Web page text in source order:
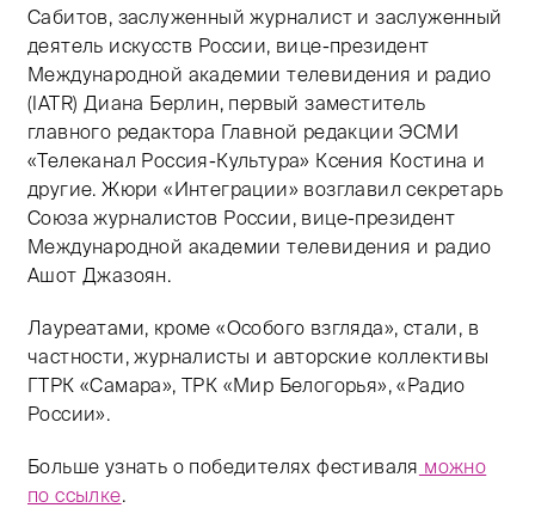
Сабитов, заслуженный журналист и заслуженный
деятель искусств России, вице-президент
Международной академии телевидения и радио
(IATR) Диана Берлин, первый заместитель
главного редактора Главной редакции ЭСМИ
«Телеканал Россия-Культура» Ксения Костина и
другие. Жюри «Интеграции» возглавил секретарь
Союза журналистов России, вице-президент
Международной академии телевидения и радио
Ашот Джазоян.
Лауреатами, кроме «Особого взгляда», стали, в
частности, журналисты и авторские коллективы
ГТРК «Самара», ТРК «Мир Белогорья», «Радио
России».
Больше узнать о победителях фестиваля можно
по ссылке.